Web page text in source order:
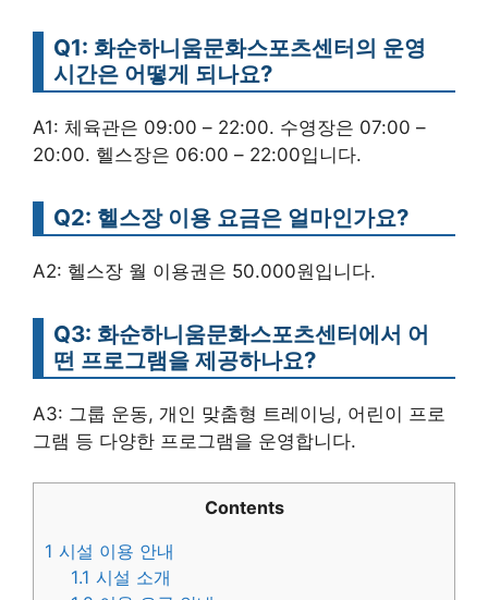
Q1: 화순하니움문화스포츠센터의 운영
시간은 어떻게 되나요?
A1: 체육관은 09:00 – 22:00. 수영장은 07:00 –
20:00. 헬스장은 06:00 – 22:00입니다.
Q2: 헬스장 이용 요금은 얼마인가요?
A2: 헬스장 월 이용권은 50.000원입니다.
Q3: 화순하니움문화스포츠센터에서 어
떤 프로그램을 제공하나요?
A3: 그룹 운동, 개인 맞춤형 트레이닝, 어린이 프로
그램 등 다양한 프로그램을 운영합니다.
Contents
1 시설 이용 안내
1.1 시설 소개